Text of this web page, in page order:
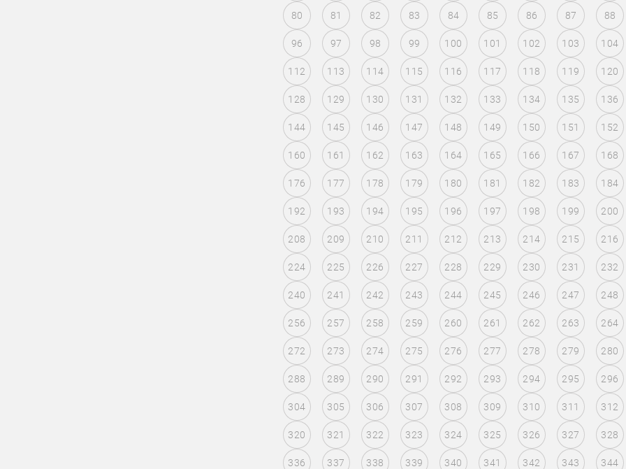
80 81 82 83 84 85 86 87 88
96 97 98 99 100 101 102 103 104
112 113 114 115 116 117 118 119 120
128 129 130 131 132 133 134 135 136
144 145 146 147 148 149 150 151 152
160 161 162 163 164 165 166 167 168
176 177 178 179 180 181 182 183 184
192 193 194 195 196 197 198 199 200
208 209 210 211 212 213 214 215 216
224 225 226 227 228 229 230 231 232
240 241 242 243 244 245 246 247 248
256 257 258 259 260 261 262 263 264
272 273 274 275 276 277 278 279 280
288 289 290 291 292 293 294 295 296
304 305 306 307 308 309 310 311 312
320 321 322 323 324 325 326 327 328
336 337 338 339 340 341 342 343 344